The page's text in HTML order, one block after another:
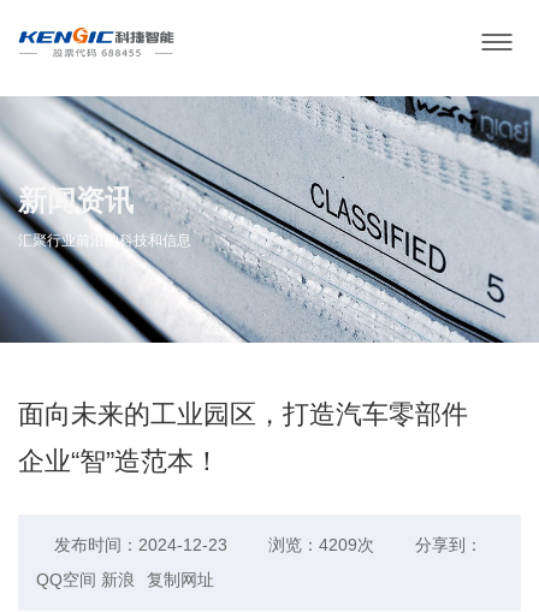
新闻资讯
汇聚行业前沿的科技和信息
面向未来的工业园区，打造汽车零部件
企业“智”造范本！
发布时间：2024-12-23 浏览：4209次
分享到：
QQ空间 新浪 复制网址